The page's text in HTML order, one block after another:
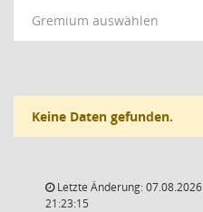
Gremium auswählen
Keine Daten gefunden.
Letzte Änderung: 07.08.2026
21:23:15